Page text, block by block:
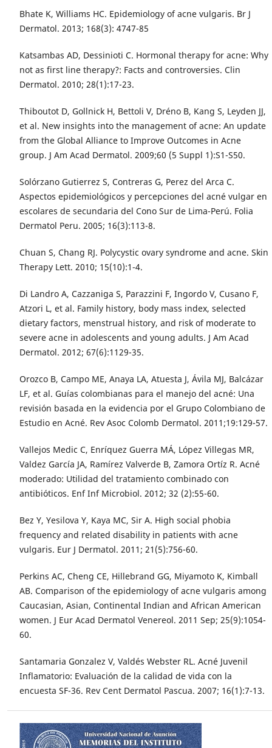
Bhate K, Williams HC. Epidemiology of acne vulgaris. Br J
Dermatol. 2013; 168(3): 4747-85
Katsambas AD, Dessinioti C. Hormonal therapy for acne: Why
not as first line therapy?: Facts and controversies. Clin
Dermatol. 2010; 28(1):17-23.
Thiboutot D, Gollnick H, Bettoli V, Dréno B, Kang S, Leyden JJ,
et al. New insights into the management of acne: An update
from the Global Alliance to Improve Outcomes in Acne
group. J Am Acad Dermatol. 2009;60 (5 Suppl 1):S1-S50.
Solórzano Gutierrez S, Contreras G, Perez del Arca C.
Aspectos epidemiológicos y percepciones del acné vulgar en
escolares de secundaria del Cono Sur de Lima-Perú. Folia
Dermatol Peru. 2005; 16(3):113-8.
Chuan S, Chang RJ. Polycystic ovary syndrome and acne. Skin
Therapy Lett. 2010; 15(10):1-4.
Di Landro A, Cazzaniga S, Parazzini F, Ingordo V, Cusano F,
Atzori L, et al. Family history, body mass index, selected
dietary factors, menstrual history, and risk of moderate to
severe acne in adolescents and young adults. J Am Acad
Dermatol. 2012; 67(6):1129-35.
Orozco B, Campo ME, Anaya LA, Atuesta J, Ávila MJ, Balcázar
LF, et al. Guías colombianas para el manejo del acné: Una
revisión basada en la evidencia por el Grupo Colombiano de
Estudio en Acné. Rev Asoc Colomb Dermatol. 2011;19:129-57.
Vallejos Medic C, Enríquez Guerra MÁ, López Villegas MR,
Valdez García JA, Ramírez Valverde B, Zamora Ortíz R. Acné
moderado: Utilidad del tratamiento combinado con
antibióticos. Enf Inf Microbiol. 2012; 32 (2):55-60.
Bez Y, Yesilova Y, Kaya MC, Sir A. High social phobia
frequency and related disability in patients with acne
vulgaris. Eur J Dermatol. 2011; 21(5):756-60.
Perkins AC, Cheng CE, Hillebrand GG, Miyamoto K, Kimball
AB. Comparison of the epidemiology of acne vulgaris among
Caucasian, Asian, Continental Indian and African American
women. J Eur Acad Dermatol Venereol. 2011 Sep; 25(9):1054-
60.
Santamaria Gonzalez V, Valdés Webster RL. Acné Juvenil
Inflamatorio: Evaluación de la calidad de vida con la
encuesta SF-36. Rev Cent Dermatol Pascua. 2007; 16(1):7-13.